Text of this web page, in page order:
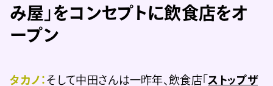
み屋」をコンセプトに飲食店をオ
ープン
タカノ： そして中田さんは一昨年、飲食店「 ストップザ